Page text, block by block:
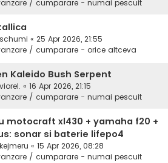
/ cumparare - numai pescuit
schumi « 25 Apr 2026, 21:55
/ cumparare - orice altceva
Kaleido Bush Serpent
viorel. « 16 Apr 2026, 21:15
/ cumparare - numai pescuit
motocraft xl430 + yamaha f20 +
sonar si baterie lifepo4
kejmeru « 15 Apr 2026, 08:28
/ cumparare - numai pescuit